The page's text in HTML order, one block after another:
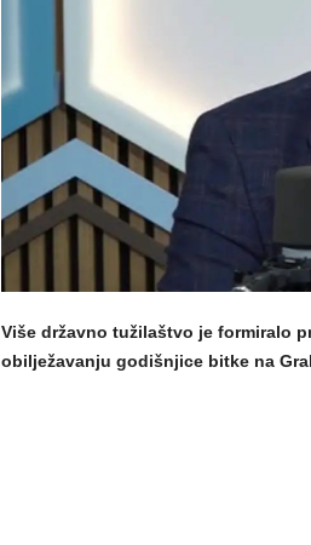
Više državno tužilaštvo je formiralo
obilježavanju godišnjice bitke na